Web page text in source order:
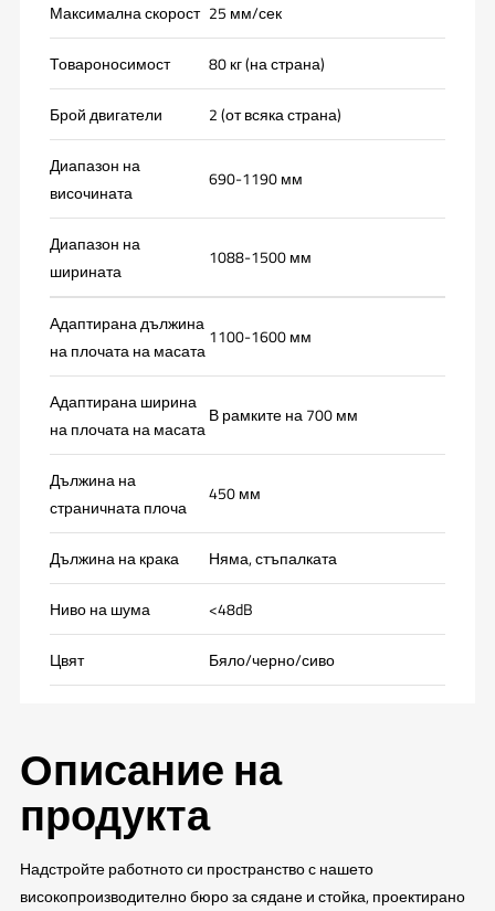
Максимална скорост 25 мм/сек
Товароносимост 80 кг (на страна)
Брой двигатели 2 (от всяка страна)
Диапазон на
височината
690-1190 мм
Диапазон на
ширината
1088-1500 мм
Адаптирана дължина
на плочата на масата
1100-1600 мм
Адаптирана ширина
на плочата на масата
В рамките на 700 мм
Дължина на
страничната плоча
450 мм
Дължина на крака Няма, стъпалката
Ниво на шума <48dB
Цвят Бяло/черно/сиво
Описание на
продукта
Надстройте работното си пространство с нашето
високопроизводително бюро за сядане и стойка, проектирано